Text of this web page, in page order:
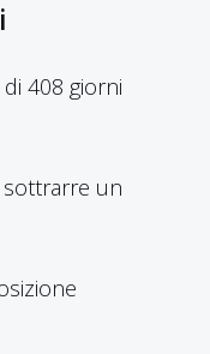
408 giorni
sottrarre un